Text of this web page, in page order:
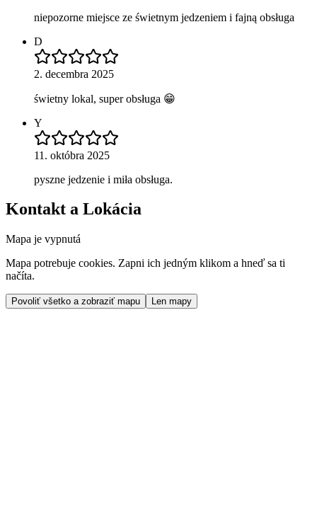
niepozorne miejsce ze świetnym jedzeniem i fajną obsługa
D
2. decembra 2025
świetny lokal, super obsługa 😁
Y
11. októbra 2025
pyszne jedzenie i miła obsługa.
Kontakt a Lokácia
Mapa je vypnutá
Mapa potrebuje cookies. Zapni ich jedným klikom a hneď sa ti
načíta.
Povoliť všetko a zobraziť mapu Len mapy